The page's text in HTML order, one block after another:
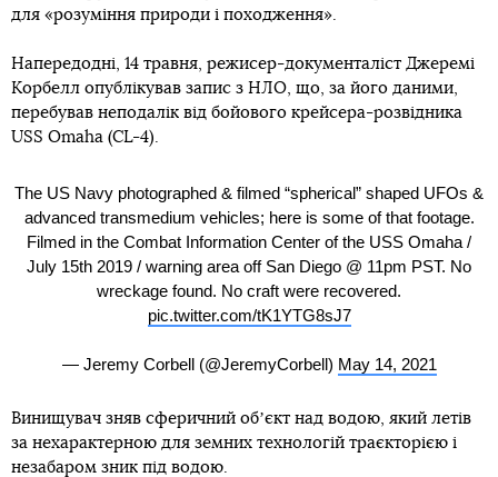
для «розуміння природи і походження».
Напередодні, 14 травня, режисер-документаліст Джеремі
Корбелл опублікував запис з НЛО, що, за його даними,
перебував неподалік від бойового крейсера-розвідника
USS Omaha (CL-4).
The US Navy photographed & filmed “spherical” shaped UFOs &
advanced transmedium vehicles; here is some of that footage.
Filmed in the Combat Information Center of the USS Omaha /
July 15th 2019 / warning area off San Diego @ 11pm PST. No
wreckage found. No craft were recovered.
pic.twitter.com/tK1YTG8sJ7
— Jeremy Corbell (@JeremyCorbell) May 14, 2021
Винищувач зняв сферичний обʼєкт над водою, який летів
за нехарактерною для земних технологій траєкторією і
незабаром зник під водою.